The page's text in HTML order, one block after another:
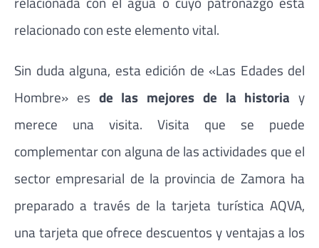
relacionado con este elemento vital.
Sin duda alguna, esta edición de «Las Edades del
Hombre» es de las mejores de la historia y
merece una visita. Visita que se puede
complementar con alguna de las actividades que el
sector empresarial de la provincia de Zamora ha
preparado a través de la tarjeta turística AQVA,
una tarjeta que ofrece descuentos y ventajas a los